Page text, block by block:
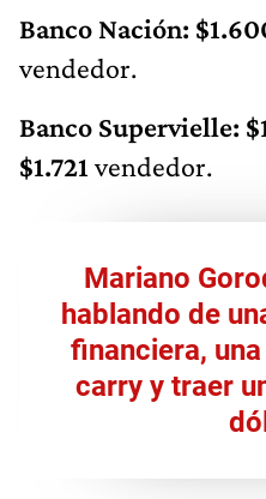
Banco Nación:
vendedor.
Banco Supervielle:
$1.721 vendedor.
Mariano
hablando de
financiera,
carry y traer